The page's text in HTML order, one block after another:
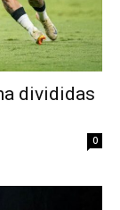
divididas
0